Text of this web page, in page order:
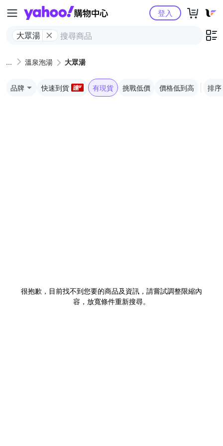
Yahoo購物中心
大眾湯
登入
溫泉泡湯 大眾湯
品牌 快速到貨 有現貨 挑戰低價 價格低到高 排序
很抱歉，目前找不到您要的商品及資訊，請嘗試調整限縮內
容，放寬條件重新搜尋。